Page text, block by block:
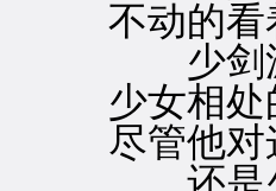
不动的看
少剑波
少女相
尽管他